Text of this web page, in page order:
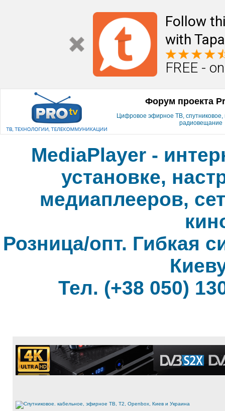
Follow
with
FREE -
Форум проекта
Цифровое эфирное ТВ, спутниковое,
радиовещание
MediaPlayer -
установке,
медиаплееров,
Розница/опт. Гибкая
Тел. (+38 050)